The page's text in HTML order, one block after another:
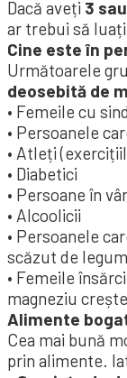
Dacă aveți 3
ar trebui să
Cine este în
Următoarele
deosebită de
• Femeile cu
• Persoanele
• Atleți
• Diabetici
• Persoane în
• Alcoolicii
• Persoanele
scăzut de
• Femeile
magneziu
Alimente
Cea mai bună
prin alimente.